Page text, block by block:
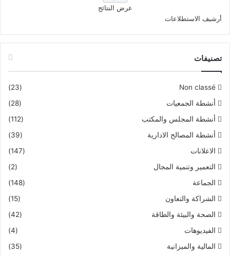
عرض النتائج
أرشيف الاستطلاعات
تصنيفات
Non classé
(23)
أنشطة الجمعيات
(28)
أنشطة المجلس والمكتب
(112)
أنشطة المصالح الادارية
(39)
الاعلانات
(147)
التعمير وتنمية المجال
(2)
الجماعة
(148)
الشراكة والتعاون
(15)
الصحة والبيئة والطاقة
(42)
الفيديوهات
(4)
المالية والميزانية
(35)